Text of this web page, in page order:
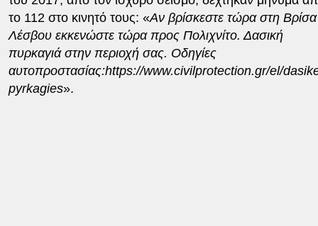
το 112 στο κινητό τους: «Αν βρίσκεστε τώρα στη Βρίσα
Λέσβου εκκενώστε τώρα προς Πολιχνίτο. Δασική
πυρκαγιά στην περιοχή σας. Οδηγίες
αυτοπροστασίας:https://www.civilprotection.gr/el/
pyrkagies».